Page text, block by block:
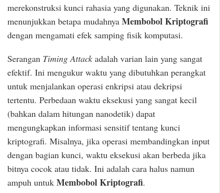
merekonstruksi kunci rahasia yang digunakan. Teknik ini
menunjukkan betapa mudahnya Membobol Kriptografi
dengan mengamati efek samping fisik komputasi.
Serangan Timing Attack adalah varian lain yang sangat
efektif. Ini mengukur waktu yang dibutuhkan perangkat
untuk menjalankan operasi enkripsi atau dekripsi
tertentu. Perbedaan waktu eksekusi yang sangat kecil
(bahkan dalam hitungan nanodetik) dapat
mengungkapkan informasi sensitif tentang kunci
kriptografi. Misalnya, jika operasi membandingkan input
dengan bagian kunci, waktu eksekusi akan berbeda jika
bitnya cocok atau tidak. Ini adalah cara halus namun
ampuh untuk Membobol Kriptografi.